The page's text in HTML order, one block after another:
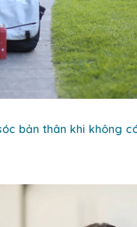
bản thân khi không